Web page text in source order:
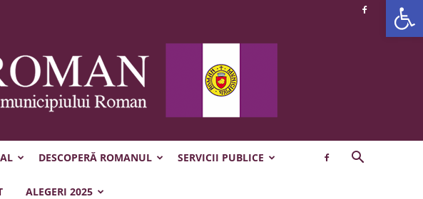
DESCOPERĂ ROMANUL SERVICII PUBLICE
ALEGERI 2025